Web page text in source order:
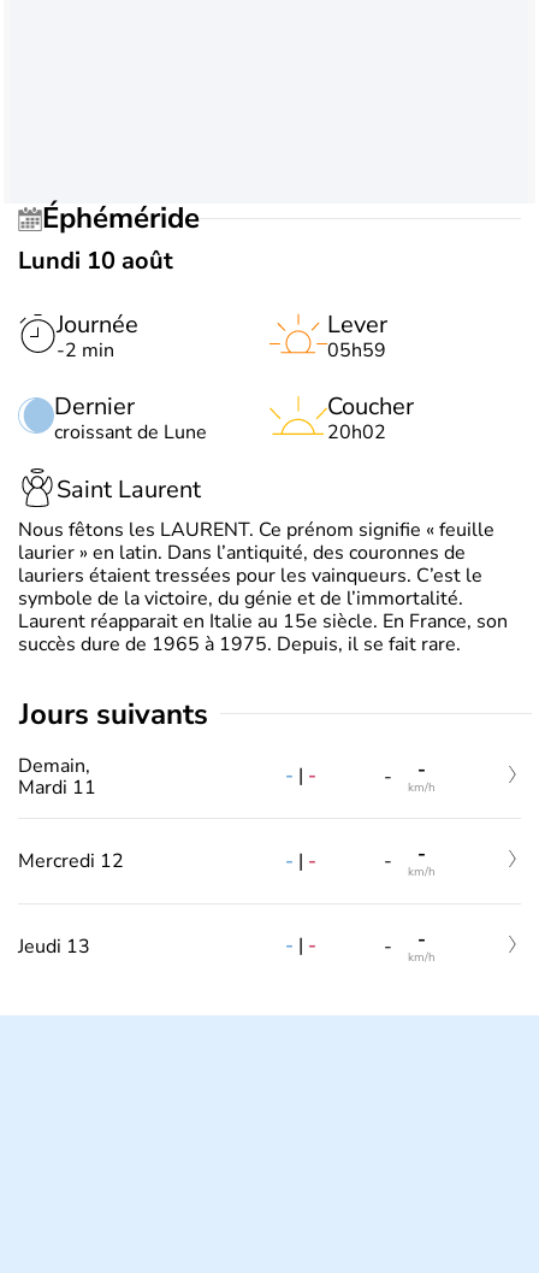
Éphéméride
Lundi 10 août
Journée
-2 min
Dernier
croissant de Lune
Lever
05h59
Coucher
20h02
Saint Laurent
Nous fêtons les LAURENT. Ce prénom signifie « feuille
laurier » en latin. Dans l’antiquité, des couronnes de
lauriers étaient tressées pour les vainqueurs. C’est le
symbole de la victoire, du génie et de l’immortalité.
Laurent réapparait en Italie au 15e siècle. En France, son
succès dure de 1965 à 1975. Depuis, il se fait rare.
jours suivants
Demain,
Mardi 11
- | - - -
km/h
Mercredi 12 - | - - -
km/h
Jeudi 13 - | - - -
km/h